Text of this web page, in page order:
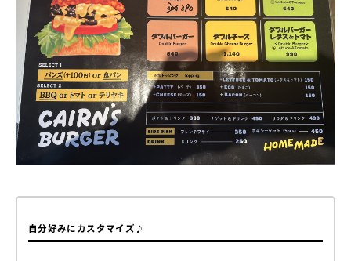
自分好みにカスタマイズ♪